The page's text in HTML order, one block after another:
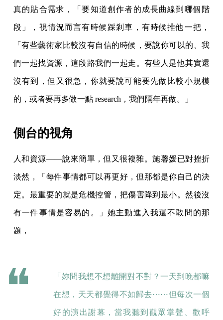
真的貼合需求，「要知道創作者的成長曲線到哪個階
段」，視情況而言有時候踩剎車，有時候推他一把，
「有些藝術家比較沒有自信的時候，要說你可以的、我
們一起找資源，這段路我們一起走。有些人是他其實還
沒有到，但又很急，你就要說可能要先做比較小規模
的，或者要再多做一點 research，我們隔年再做。」
側台的視角
人和資源——說來簡單，但又很複雜。施馨媛已對挫折
淡然，「每件事情都可以再更好，但那都是你自己的決
定。最重要的就是危機控管，把傷害降到最小。然後沒
有一件事情是容易的。」她主動進入我還不敢問的那
題，
「妳問我想不想離開對不對？一天到晚都嘛
在想，天天都覺得不如歸去⋯⋯但每次一個
好的演出謝幕，當我聽到觀眾掌聲、歡呼